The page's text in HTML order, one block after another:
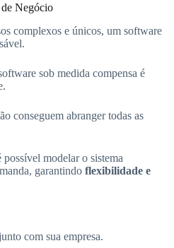
Negócio
complexos e únicos, um software
sob medida compensa é
conseguem abranger todas as
modelar o sistema
garantindo flexibilidade e
com sua empresa.